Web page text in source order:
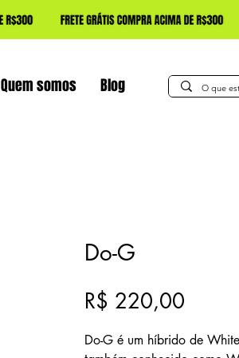
Do-G
R$ 220,00
Do-G é um híbrido de
Quem somos Blog